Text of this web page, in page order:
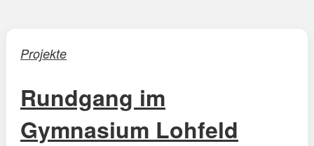
Projekte
Rundgang im
Gymnasium Lohfeld